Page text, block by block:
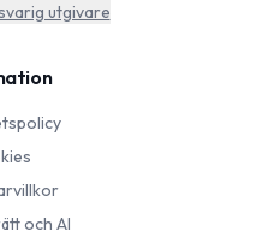
utgivare
och AI